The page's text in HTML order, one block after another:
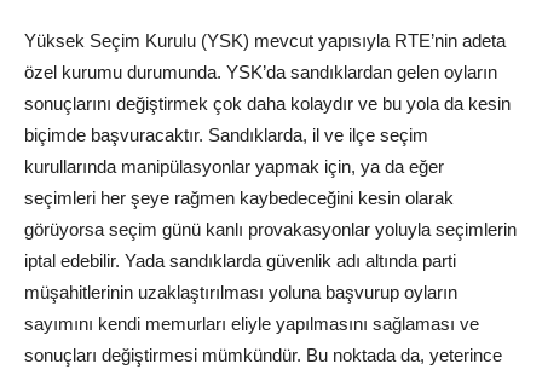
Yüksek Seçim Kurulu (YSK) mevcut yapısıyla RTE’nin adeta
özel kurumu durumunda. YSK’da sandıklardan gelen oyların
sonuçlarını değiştirmek çok daha kolaydır ve bu yola da kesin
biçimde başvuracaktır. Sandıklarda, il ve ilçe seçim
kurullarında manipülasyonlar yapmak için, ya da eğer
seçimleri her şeye rağmen kaybedeceğini kesin olarak
görüyorsa seçim günü kanlı provakasyonlar yoluyla seçimlerin
iptal edebilir. Yada sandıklarda güvenlik adı altında parti
müşahitlerinin uzaklaştırılması yoluna başvurup oyların
sayımını kendi memurları eliyle yapılmasını sağlaması ve
sonuçları değiştirmesi mümkündür. Bu noktada da, yeterince